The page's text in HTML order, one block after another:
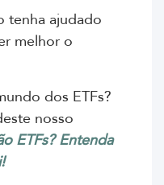
tenha ajudado
melhor o
dos ETFs?
nosso
ETFs? Entenda